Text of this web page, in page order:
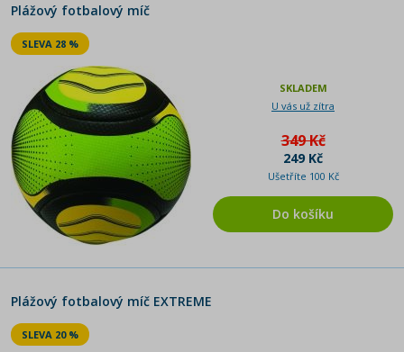
Plážový fotbalový míč
SLEVA 28 %
SKLADEM
U vás už zítra
349 Kč
249 Kč
Ušetříte 100 Kč
Do košíku
Plážový fotbalový míč EXTREME
SLEVA 20 %